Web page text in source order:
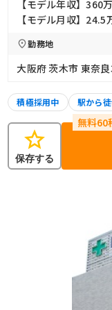
【モデル年収】
【モデル月収】
勤務地
大阪府 茨木市 東奈
積極採用中 駅から
star
保存する